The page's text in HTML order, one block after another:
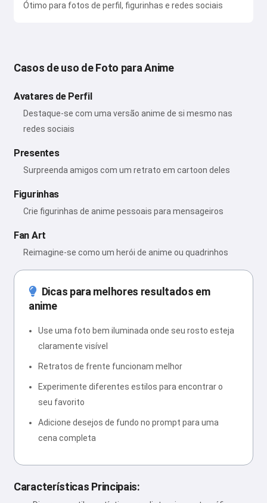
Ótimo para fotos de perfil, figurinhas e redes sociais
Casos de uso de Foto para Anime
Avatares de Perfil
Destaque-se com uma versão anime de si mesmo nas
redes sociais
Presentes
Surpreenda amigos com um retrato em cartoon deles
Figurinhas
Crie figurinhas de anime pessoais para mensageiros
Fan Art
Reimagine-se como um herói de anime ou quadrinhos
Dicas para melhores resultados em
anime
Use uma foto bem iluminada onde seu rosto esteja
claramente visível
Retratos de frente funcionam melhor
Experimente diferentes estilos para encontrar o
seu favorito
Adicione desejos de fundo no prompt para uma
cena completa
Características Principais: